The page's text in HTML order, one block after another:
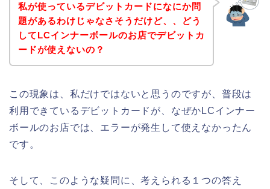
私が使っているデビットカードになにか問
題があるわけじゃなさそうだけど、、どう
してLCインナーボールのお店でデビットカ
ードが使えないの？
この現象は、私だけではないと思うのですが、普段は
利用できているデビットカードが、なぜかLCインナー
ボールのお店では、エラーが発生して使えなかったん
です。
そして、このような疑問に、考えられる１つの答え